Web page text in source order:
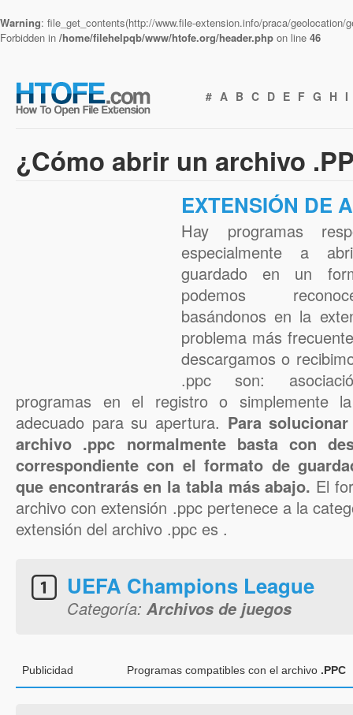
Warning: file_get_contents(http://www.file-extension.info/praca/
Forbidden in /home/filehelpqb/www/htofe.org/header.php on line 46
# A B C D E F G H I
¿Cómo abrir un archivo
EXTENSIÓN DE
Hay programas
especialmente a
guardado en un
podemos
basándonos en la
problema más
descargamos o
.ppc son:
programas en el registro o simplemente
adecuado para su apertura. Para
archivo .ppc normalmente basta con
correspondiente con el formato de
que encontrarás en la tabla más abajo. El
archivo con extensión .ppc pertenece a la
extensión del archivo .ppc es .
UEFA Champions League
Categoría: Archivos de juegos
Publicidad Programas compatibles con el archivo .PPC